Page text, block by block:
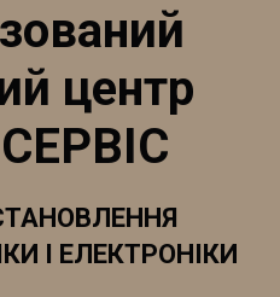
центр
І ЕЛЕКТРОНІКИ